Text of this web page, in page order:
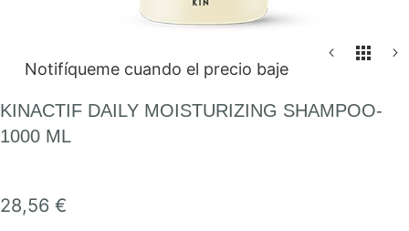
comienzo
de
Notifíqueme cuando el precio baje
KINACTIF DAILY MOISTURIZING SHAMPOO-
1000 ML
28,56 €